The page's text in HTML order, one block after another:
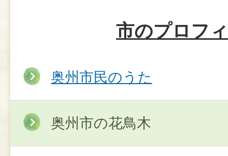
市のプロフ
奥州市民のうた
奥州市の花鳥木